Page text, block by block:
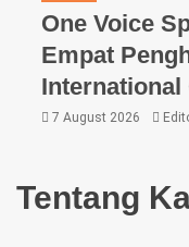
One Voice
Empat
International
7 August 2026
Tentang